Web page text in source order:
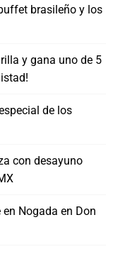
brasileño y los
y gana uno de 5
de los
con desayuno
Nogada en Don